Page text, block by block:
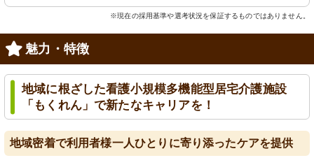
※現在の採用基準や選考状況を保証するものではありません。
魅力・特徴
地域に根ざした看護小規模多機能型居宅介護施設
「もくれん」で新たなキャリアを！
地域密着で利用者様一人ひとりに寄り添ったケアを提供